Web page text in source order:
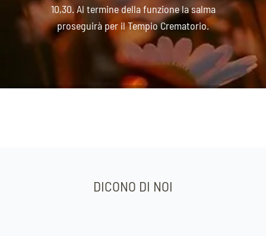
10,30. Al termine della funzione la salma
proseguirà per il Tempio Crematorio.
DICONO DI NOI